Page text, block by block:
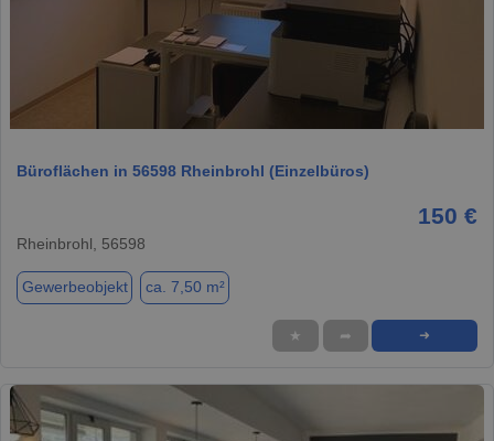
Büroflächen in 56598 Rheinbrohl (Einzelbüros)
150 €
Rheinbrohl, 56598
Gewerbeobjekt ca. 7,50 m²
★ ➦ ➜